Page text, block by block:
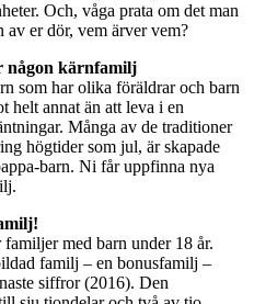
Och, våga prata om det man
er dör, vem ärver vem?
någon kärnfamilj
som har olika föräldrar och barn
helt annat än att leva i en
Många av de traditioner
högtider som jul, är skapade
barn. Ni får uppfinna nya
med barn under 18 år.
familj – en bonusfamilj –
siffror (2016). Den